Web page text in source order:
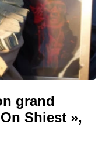
grand
Shiest »,